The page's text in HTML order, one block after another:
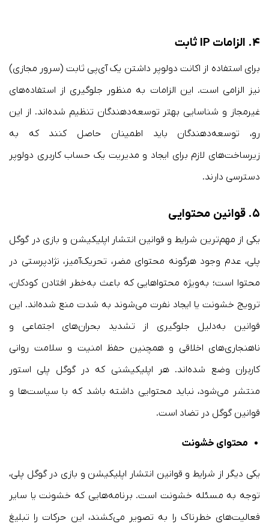
۴. الزامات IP ثابت
برای استفاده از اکانت دولوپر داشتن یک آی‌پی ثابت (سرور مجازی)
نیز الزامی است. این الزامات به منظور جلوگیری از استفاده‌های
غیرمجاز و شناسایی بهتر توسعه‌دهندگان تنظیم شده‌اند. از این
رو، توسعه‌دهندگان باید اطمینان حاصل کنند که به
زیرساخت‌های لازم برای ایجاد و مدیریت یک حساب کاربری دولوپر
دسترسی دارند.
۵. قوانین محتوایی
یکی از مهم‌ترین شرایط و قوانین انتشار اپلیکیشن و بازی در گوگل
پلی، عدم وجود هرگونه محتوای مضر، تحریک‌آمیز، نژادپرستی در
محتوا است؛ به‌ویژه محتواهایی که باعث به‌خطر افتادن کودکان،
ترویج خشونت یا ایجاد نفرت می‌شوند به شدت منع شده‌اند. این
قوانین به‌دلیل جلوگیری از تشدید بحران‌های اجتماعی و
ناهنجاری‌های اخلاقی و همچنین حفظ امنیت و سلامت روانی
کاربران وضع شده‌اند. هر اپلیکیشنی که در گوگل پلی استور
منتشر می‌شود، نباید محتوایی داشته باشد که با سیاست‌ها و
قوانین گوگل در تضاد است.
محتوای خشونت
یکی دیگر از شرایط و قوانین انتشار اپلیکیشن و بازی در گوگل پلی،
توجه به مسئله خشونت است. برنامه‌هایی که خشونت یا سایر
فعالیت‌های خطرناک را به تصویر می‌کشند، این حرکات را تبلیغ